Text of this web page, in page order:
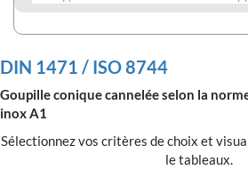
DIN 1471 / ISO 8744
Goupille conique cannelée selon la
inox A1
Sélectionnez vos critères de choix et
le tableaux.